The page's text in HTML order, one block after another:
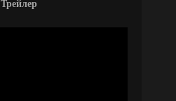
Трейлер